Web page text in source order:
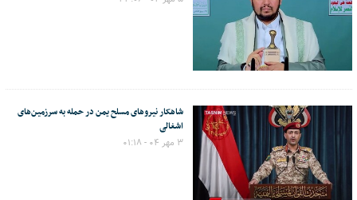
شاهکار نیروهای مسلح یمن در حمله به سرزمین‌های
اشغالی
۳ مهر ۰۴ - ۰۱:۱۸